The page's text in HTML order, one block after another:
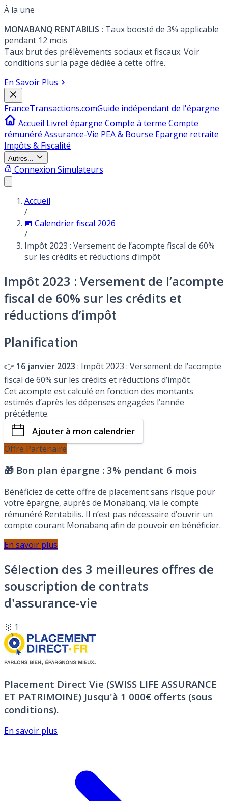
À la une
MONABANQ RENTABILIS : Taux boosté de 3% applicable
pendant 12 mois
Taux brut des prélèvements sociaux et fiscaux. Voir
conditions sur la page dédiée à cette offre.
En Savoir Plus
FranceTransactions.comGuide indépendant de l'épargne
Accueil Livret épargne Compte à terme Compte
rémunéré Assurance-Vie PEA & Bourse Epargne retraite
Impôts & Fiscalité
Autres...
Connexion Simulateurs
Accueil
/
📅 Calendrier fiscal 2026
/
Impôt 2023 : Versement de l’acompte fiscal de 60%
sur les crédits et réductions d’impôt
Impôt 2023 : Versement de l’acompte
fiscal de 60% sur les crédits et
réductions d’impôt
Planification
👉 16 janvier 2023 : Impôt 2023 : Versement de l’acompte
fiscal de 60% sur les crédits et réductions d’impôt
Cet acompte est calculé en fonction des montants
estimés d’après les dépenses engagées l’année
précédente.
Ajouter à mon calendrier
Offre Partenaire
🎁 Bon plan épargne : 3% pendant 6 mois
Bénéficiez de cette offre de placement sans risque pour
votre épargne, auprès de Monabanq, via le compte
rémunéré Rentabilis. Il n’est pas nécessaire d’ouvrir un
compte courant Monabanq afin de pouvoir en bénéficier.
En savoir plus
Sélection des 3 meilleures offres de
souscription de contrats
d'assurance-vie
🥇 1
Placement Direct Vie (SWISS LIFE ASSURANCE
ET PATRIMOINE) Jusqu'à 1 000€ offerts (sous
conditions).
En savoir plus